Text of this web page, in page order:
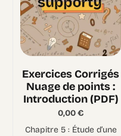
Exercices Corrigés
Nuage de points :
Introduction (PDF)
0,00€
Chapitre 5 : Étude d’une